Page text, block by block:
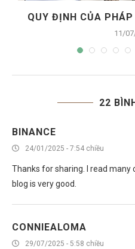
QUY ĐỊNH CỦA
11/
22
BINANCE
24/01/2025 - 7:54 chiều
Thanks for sharing. I read many
blog is very good.
CONNIEALOMA
29/07/2025 - 5:58 chiều